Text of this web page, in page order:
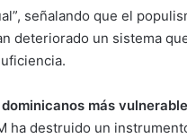
señalando que el
deteriorado un sistema
dominicanos más
ha destruido un